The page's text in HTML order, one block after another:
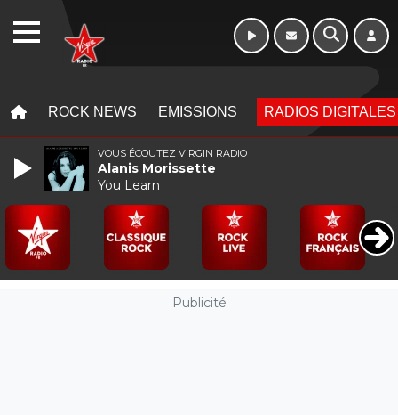
ROCK NEWS EMISSIONS RADIOS DIGITALES
Publicité
VOUS ÉCOUTEZ VIRGIN RADIO
Alanis Morissette
You Learn
WEBRADIO